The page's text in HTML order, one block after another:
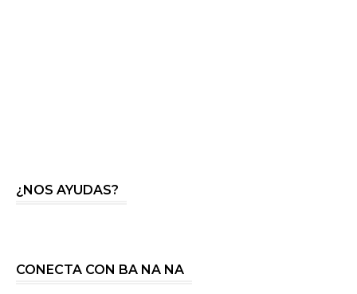
¿NOS AYUDAS?
CONECTA CON BA NA NA